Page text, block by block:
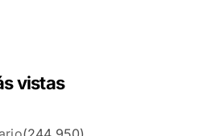
vistas